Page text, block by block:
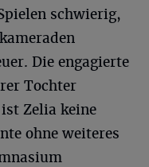
schwierig,
Die engagierte
Tochter
Zelia keine
ohne weiteres